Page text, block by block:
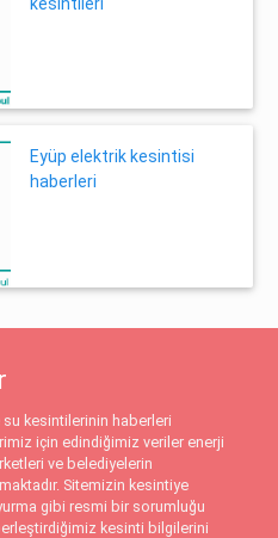
Eyüp elektrik kesintisi
haberleri
kesintilerinin haberleri
için edindiğimiz veriler enerji
ve belediyelerin
Sitemizin kesintiye
gibi resmi bir sorumluğu
kesinti bilgilerini